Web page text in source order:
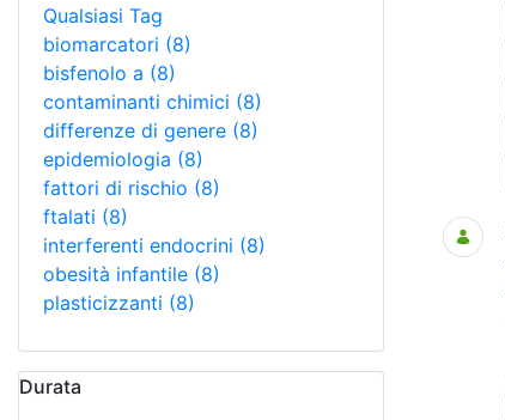
Qualsiasi Tag
biomarcatori (8)
bisfenolo a (8)
contaminanti chimici (8)
differenze di genere (8)
epidemiologia (8)
fattori di rischio (8)
ftalati (8)
interferenti endocrini (8)
obesità infantile (8)
plasticizzanti (8)
Durata